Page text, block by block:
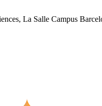
La Salle Campus